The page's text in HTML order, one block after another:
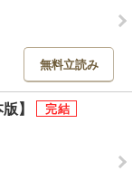
無料立読み
】